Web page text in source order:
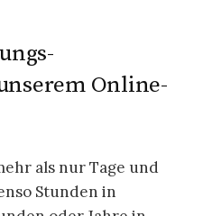
Online-
als nur Tage und
Stunden in